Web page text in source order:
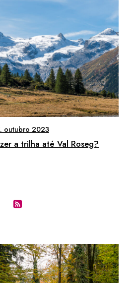
outubro 2023
a trilha até Val Roseg?